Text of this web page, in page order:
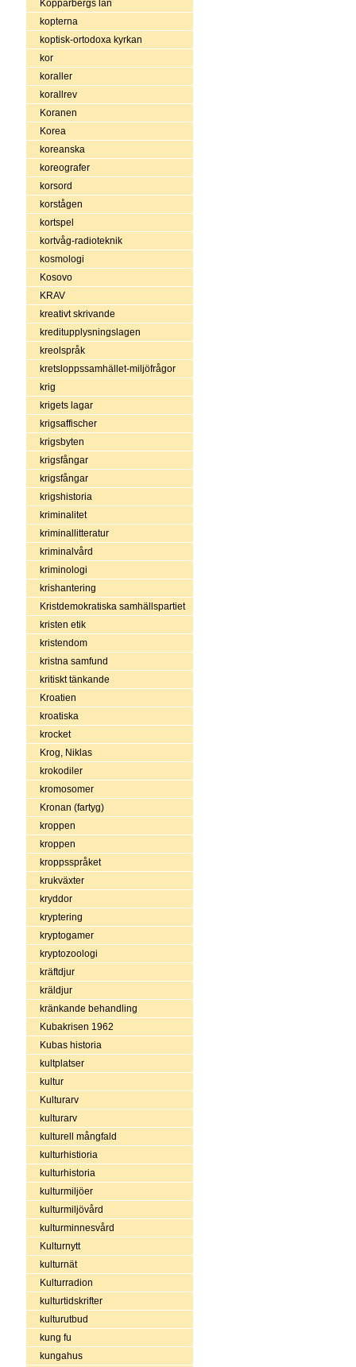
Kopparbergs län
kopterna
koptisk-ortodoxa kyrkan
kor
koraller
korallrev
Koranen
Korea
koreanska
koreografer
korsord
korstågen
kortspel
kortvåg-radioteknik
kosmologi
Kosovo
KRAV
kreativt skrivande
kreditupplysningslagen
kreolspråk
kretsloppssamhället-miljöfrågor
krig
krigets lagar
krigsaffischer
krigsbyten
krigsfångar
krigsfångar
krigshistoria
kriminalitet
kriminallitteratur
kriminalvård
kriminologi
krishantering
Kristdemokratiska samhällspartiet
kristen etik
kristendom
kristna samfund
kritiskt tänkande
Kroatien
kroatiska
krocket
Krog, Niklas
krokodiler
kromosomer
Kronan (fartyg)
kroppen
kroppen
kroppsspråket
krukväxter
kryddor
kryptering
kryptogamer
kryptozoologi
kräftdjur
kräldjur
kränkande behandling
Kubakrisen 1962
Kubas historia
kultplatser
kultur
Kulturarv
kulturarv
kulturell mångfald
kulturhistioria
kulturhistoria
kulturmiljöer
kulturmiljövård
kulturminnesvård
Kulturnytt
kulturnät
Kulturradion
kulturtidskrifter
kulturutbud
kung fu
kungahus